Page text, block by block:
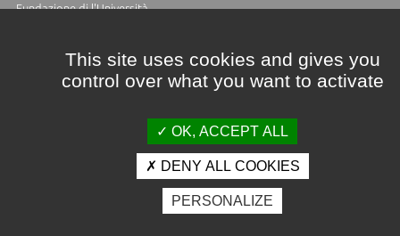
Fundazione di l'Università
Crédits et mentions légales
Espace presse
Photothèque
This site uses cookies and gives you
control over what you want to activate
OK, ACCEPT ALL
DENY ALL COOKIES
PERSONALIZE